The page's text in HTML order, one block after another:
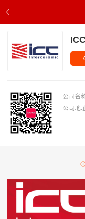
公司名称
公司地址